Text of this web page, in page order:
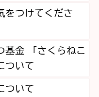
をつけてくださ
基金 「さくらねこ
ついて
ついて